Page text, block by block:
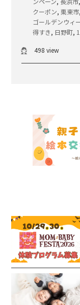
クーポン,栗東市,
ゴールデンウィ
得すき, 日野町,
498 view